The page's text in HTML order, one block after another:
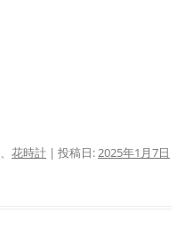
、 花時計 | 投稿日:2025年1月7日